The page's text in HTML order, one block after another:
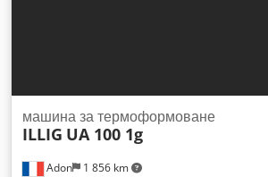
Adon 1 856 km
машина за термоформоване
ILLIG UA 100 1g